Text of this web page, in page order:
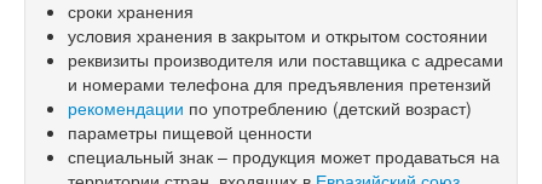
сроки хранения
условия хранения в закрытом и открытом состоянии
реквизиты производителя или поставщика с адресами
и номерами телефона для предъявления претензий
рекомендации по употреблению (детский возраст)
параметры пищевой ценности
специальный знак – продукция может продаваться на